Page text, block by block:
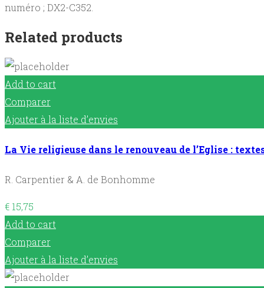
numéro ; DX2-C352.
Related products
Add to cart
Comparer
Ajouter à la liste d’envies
La Vie religieuse dans le renouveau de l’Eglise :
R. Carpentier & A. de Bonhomme
€ 15,75
Add to cart
Comparer
Ajouter à la liste d’envies